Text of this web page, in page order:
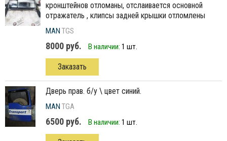
кронштейнов отломаны, отслаивается основной
отражатель , клипсы задней крышки отломлены
MAN TGS
8000 руб. В наличии: 1 шт.
Заказать
дверь прав. б/у \ цвет синий.
MAN TGA
6500 руб. В наличии: 1 шт.